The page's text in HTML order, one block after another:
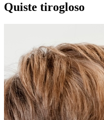
Quiste tirogloso